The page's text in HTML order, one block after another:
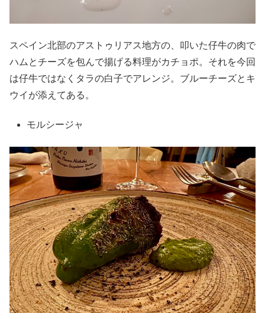
スペイン北部のアストゥリアス地方の、叩いた仔牛の肉で
ハムとチーズを包んで揚げる料理がカチョポ。それを今回
は仔牛ではなくタラの白子でアレンジ。ブルーチーズとキ
ウイが添えてある。
モルシージャ